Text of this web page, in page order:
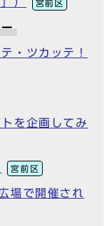
宮前区
・ツカッテ！
を企画してみ
宮前区
場で開催され